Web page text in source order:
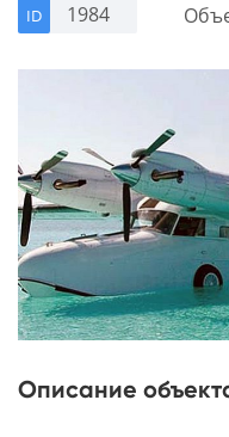
ID 1984
Описание